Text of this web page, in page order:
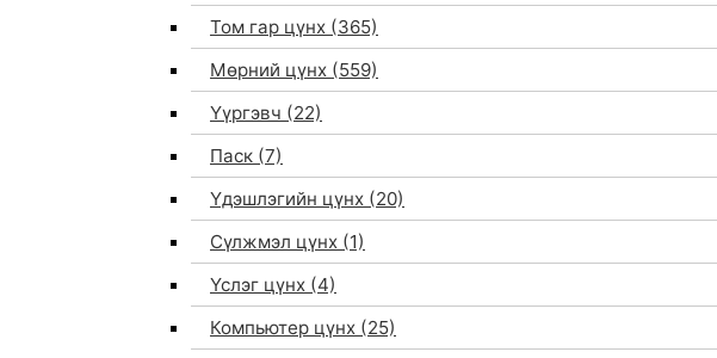
Том гар цүнх (365)
Мөрний цүнх (559)
Үүргэвч (22)
Паск (7)
Үдэшлэгийн цүнх (20)
Сүлжмэл цүнх (1)
Үслэг цүнх (4)
Компьютер цүнх (25)